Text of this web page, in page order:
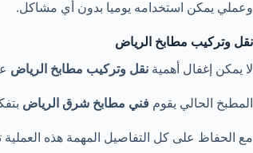
وعملي يمكن استخدامه يوميا بدون أي مشاكل.
نقل وتركيب مطابخ الرياض
لا يمكن إغفال أهمية نقل وتركيب مطابخ الرياض
المطبخ الحالي يقوم فني مطابخ شرق الرياض
مع الحفاظ على كل التفاصيل المهمة هذه